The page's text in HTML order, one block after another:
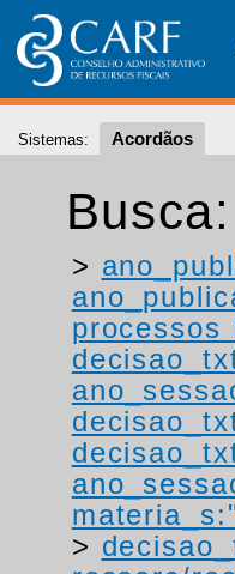
Sistemas: Acordãos
Busca:
>
>